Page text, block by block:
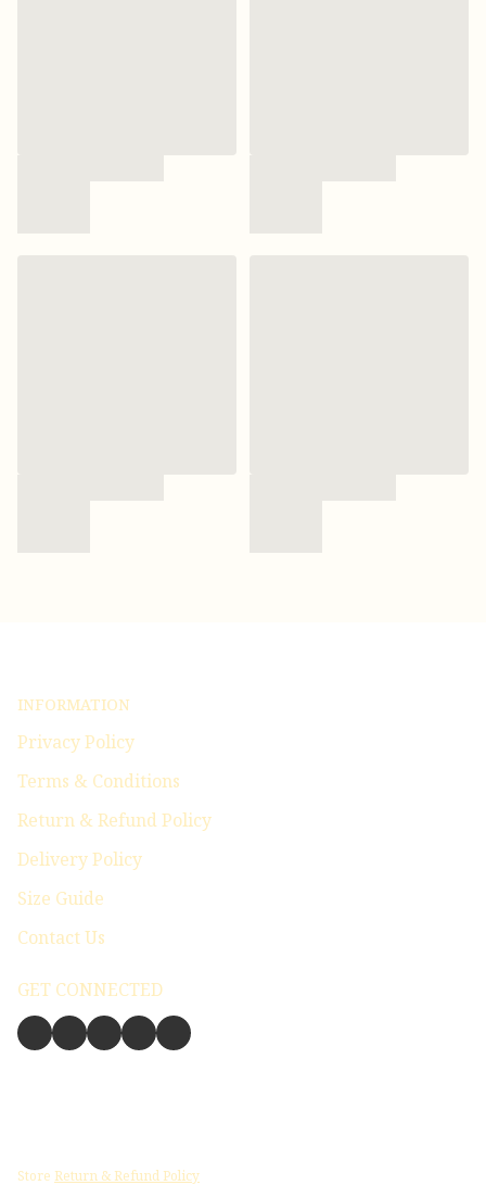
INFORMATION
Privacy Policy
Terms & Conditions
Return & Refund Policy
Delivery Policy
Size Guide
Contact Us
GET CONNECTED
Store Return & Refund Policy